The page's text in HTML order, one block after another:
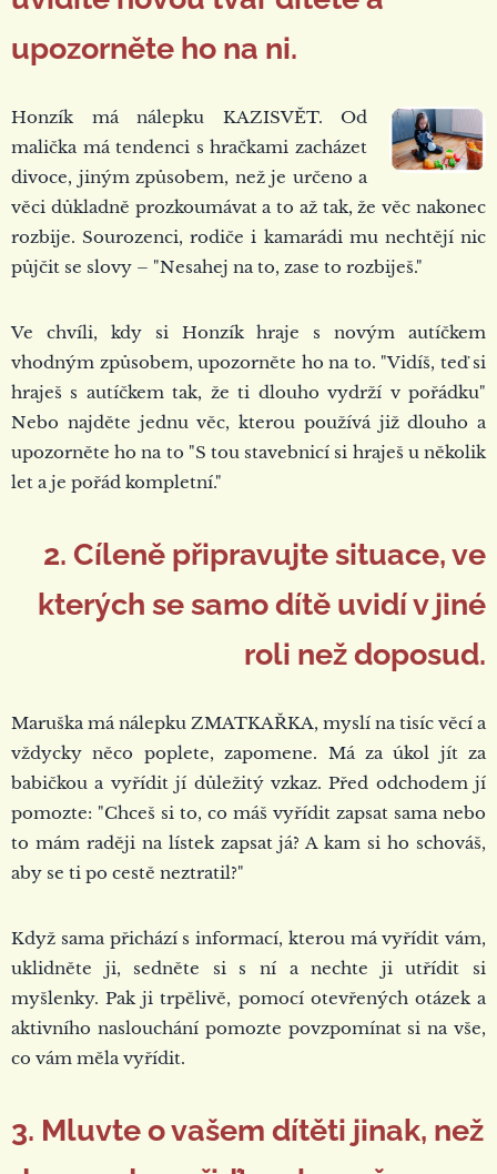
upozorněte ho na ni.
Honzík má nálepku KAZISVĚT. Od
malička má tendenci s hračkami zacházet
divoce, jiným způsobem, než je určeno a
věci důkladně prozkoumávat a to až tak, že věc nakonec
rozbije. Sourozenci, rodiče i kamarádi mu nechtějí nic
půjčit se slovy – "Nesahej na to, zase to rozbiješ."
Ve chvíli, kdy si Honzík hraje s novým autíčkem
vhodným způsobem, upozorněte ho na to. "Vidíš, teď si
hraješ s autíčkem tak, že ti dlouho vydrží v pořádku"
Nebo najděte jednu věc, kterou používá již dlouho a
upozorněte ho na to "S tou stavebnicí si hraješ u několik
let a je pořád kompletní."
2. Cíleně připravujte situace, ve
kterých se samo dítě uvidí v jiné
roli než doposud.
Maruška má nálepku ZMATKAŘKA, myslí na tisíc věcí a
vždycky něco poplete, zapomene. Má za úkol jít za
babičkou a vyřídit jí důležitý vzkaz. Před odchodem jí
pomozte: "Chceš si to, co máš vyřídit zapsat sama nebo
to mám raději na lístek zapsat já? A kam si ho schováš,
aby se ti po cestě neztratil?"
Když sama přichází s informací, kterou má vyřídit vám,
uklidněte ji, sedněte si s ní a nechte ji utřídit si
myšlenky. Pak ji trpělivě, pomocí otevřených otázek a
aktivního naslouchání pomozte povzpomínat si na vše,
co vám měla vyřídit.
3. Mluvte o vašem dítěti jinak, než